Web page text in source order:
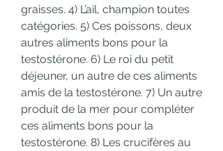
graisses. 4) L’ail, champion toutes
catégories. 5) Ces poissons, deux
autres aliments bons pour la
testostérone. 6) Le roi du petit
déjeuner, un autre de ces aliments
amis de la testostérone. 7) Un autre
produit de la mer pour compléter
ces aliments bons pour la
testostérone. 8) Les crucifères au